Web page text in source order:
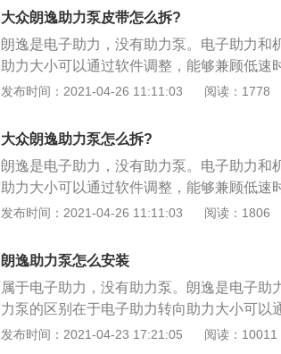
传感装置（包括扭矩传感器、转角传感器和
机、离合器、减速传动机构）及电子控制装
作，驾驶员在操纵转向盘时，扭矩转角传感
号，给出指令控制电动机运转，从而产生所
作原理：1、EPS的基本原理是：转矩传感
起，当转向轴转动时，转矩传感器开始工作
生的相对转动角位移变成电信号传给ECU，
信号决定电动机的旋转方向和助力电流的大
2、电动助力转向系统是在传统机械转向系
传感装置（包括扭矩传感器、转角传感器和
机、离合器、减速传动机构）及电子控制装
作，驾驶员在操纵转向盘时，扭矩转角传感
号，给出指令控制电动机运转，从而产生所
大众朗逸助力泵皮带怎么拆?
朗逸是电子助力，没有助力泵。电子助力和
助力大小可以通过软件调整，能够兼顾低速
性，正性能好。可靠性强，不依赖电子系统
作原理：1、EPS的基本原理是：转矩传感
起，当转向轴转动时，转矩传感器开始工作
生的相对转动角位移变成电信号传给ECU，
信号决定电动机的旋转方向和助力电流的大
2、电动助力转向系统是在传统机械转向系
传感装置（包括扭矩传感器、转角传感器和
机、离合器、减速传动机构）及电子控制装
作，驾驶员在操纵转向盘时，扭矩转角传感
号，给出指令控制电动机运转，从而产生所
发布时间：2021-04-26 11:11:03 阅读：1778
大众朗逸助力泵怎么拆?
朗逸是电子助力，没有助力泵。电子助力和
助力大小可以通过软件调整，能够兼顾低速
性，正性能好。可靠性强，不依赖电子系统
作原理：1、EPS的基本原理是：转矩传感
起，当转向轴转动时，转矩传感器开始工作
生的相对转动角位移变成电信号传给ECU，
信号决定电动机的旋转方向和助力电流的大
2、电动助力转向系统是在传统机械转向系
发布时间：2021-04-26 11:11:03 阅读：1806
朗逸助力泵怎么安装
属于电子助力，没有助力泵。朗逸是电子助
力泵的区别在于电子助力转向助力大小可以
向轻便性和高速时的操纵稳定性，正性能好
发布时间：2021-04-23 17:21:05 阅读：10011